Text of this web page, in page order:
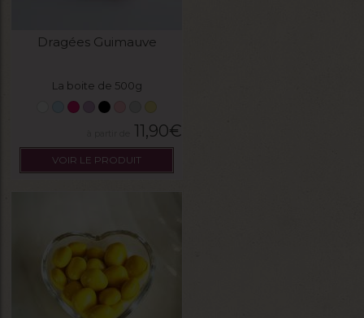
Dragées Guimauve
La boite de 500g
11,90€
VOIR LE PRODUIT